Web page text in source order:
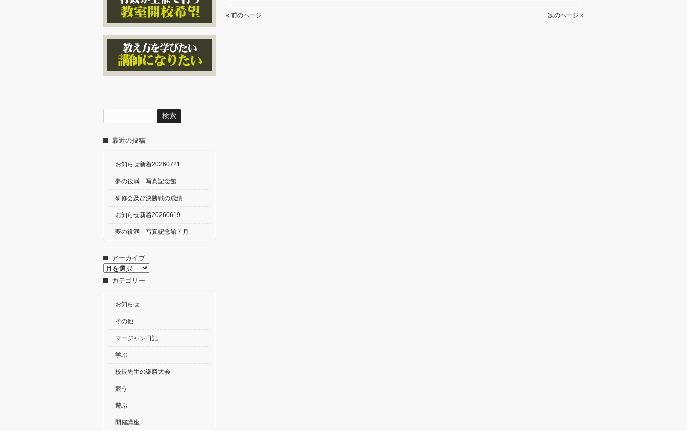
« 前のページ 次のページ »
索:
最近の投稿
お知らせ新着20260721
夢の役満 写真記念館
研修会及び決勝戦の成績
お知らせ新着20260619
夢の役満 写真記念館７月
アーカイブ
ア
カテゴリー
お知らせ
その他
マージャン日記
学ぶ
校長先生の楽勝大会
競う
遊ぶ
開催講座